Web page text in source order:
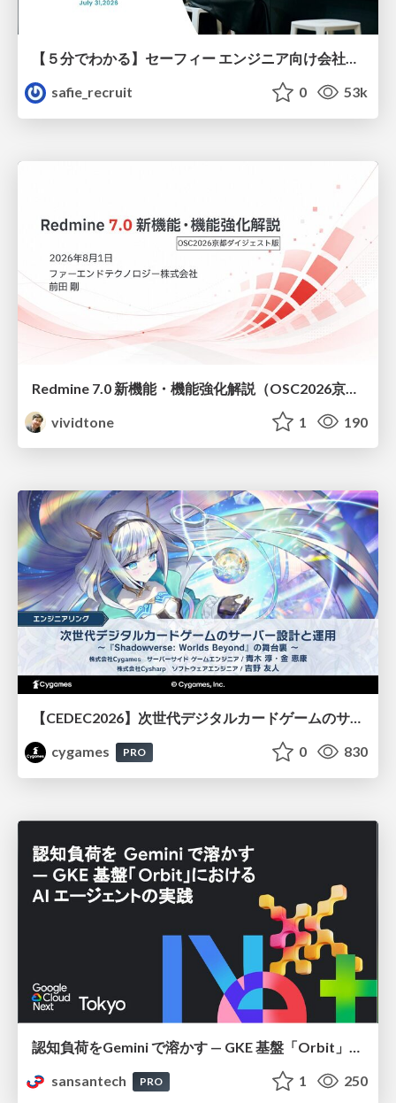
【５分でわかる】セーフィー エンジニア向け会社紹介
safie_recruit
0 53k
vividtone
1 190
【CEDEC2026】次世代デジタルカードゲームのサーバー設計と運用 〜『Shadowverse: Worlds Beyond』の舞台裏～
cygames
PRO 0 830
認知負荷をGemini で溶かす — GKE 基盤「Orbit」における AI エージェントの実践
sansantech
PRO 1 250